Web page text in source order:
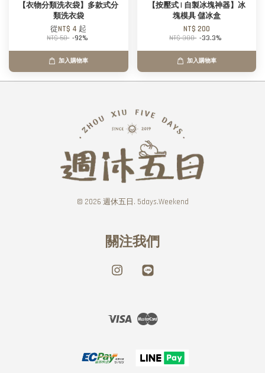
【衣物分類洗衣袋】多款式分
類洗衣袋
從NT$ 4 起
NT$ 50 -92%
加入購物車
【按壓式 | 自製冰塊神器】冰
塊模具 儲冰盒
NT$ 200
NT$ 300 -33.3%
加入購物車
© 2026 週休五日. 5days.Weekend
關注我們
Instagram
Visa Master